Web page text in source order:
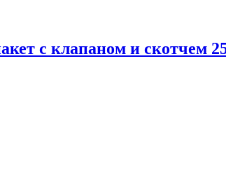
с клапаном и скотчем